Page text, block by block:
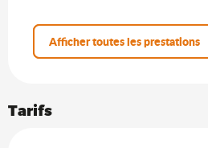
Afficher toutes les prestations
Tarifs